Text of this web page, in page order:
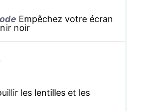
Empêchez votre écran
noir
les lentilles et les